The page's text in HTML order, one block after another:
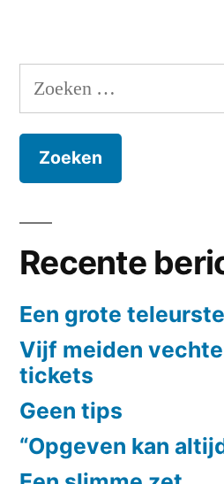
Zoeken
naar:
Recente
Een grote
Vijf meiden
tickets
Geen tips
“Opgeven kan